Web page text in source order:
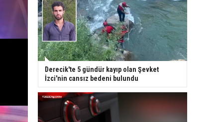
Derecik'te 5 gündür kayıp olan Şevket
İzci'nin cansız bedeni bulundu